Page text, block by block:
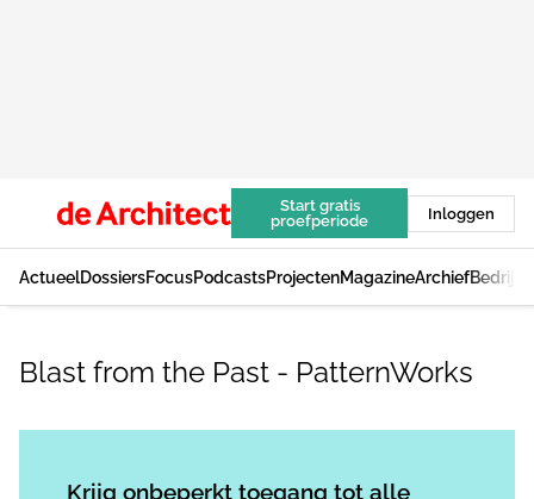
Start gratis
proefperiode
Inloggen
ActueelDossiersFocusPodcastsProjectenMagazineArchief
Blast from the Past - PatternWorks
Krijg onbeperkt toegang tot alle